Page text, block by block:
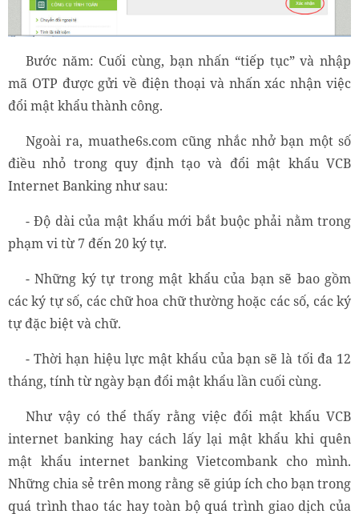
Bước năm: Cuối cùng, bạn nhấn “tiếp tục” và nhập
mã OTP được gửi về điện thoại và nhấn xác nhận việc
đổi mật khẩu thành công.
Ngoài ra, muathe6s.com cũng nhắc nhở bạn một số
điều nhỏ trong quy định tạo và đổi mật khẩu VCB
Internet Banking như sau:
- Độ dài của mật khẩu mới bắt buộc phải nằm trong
phạm vi từ 7 đến 20 ký tự.
- Những ký tự trong mật khẩu của bạn sẽ bao gồm
các ký tự số, các chữ hoa chữ thường hoặc các số, các ký
tự đặc biệt và chữ.
- Thời hạn hiệu lực mật khẩu của bạn sẽ là tối đa 12
tháng, tính từ ngày bạn đổi mật khẩu lần cuối cùng.
Như vậy có thể thấy rằng việc đổi mật khẩu VCB
internet banking hay cách lấy lại mật khẩu khi quên
mật khẩu internet banking Vietcombank cho mình.
Những chia sẻ trên mong rằng sẽ giúp ích cho bạn trong
quá trình thao tác hay toàn bộ quá trình giao dịch của